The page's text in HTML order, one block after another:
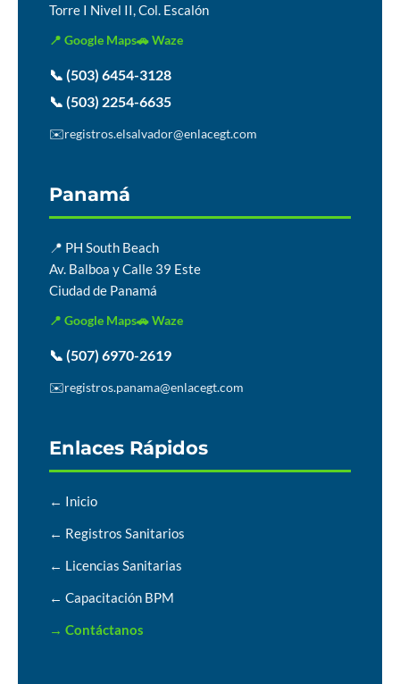
Torre I Nivel II, Col. Escalón
📍 Google Maps🚗 Waze
📞 (503) 6454-3128
📞 (503) 2254-6635
✉️registros.elsalvador@enlacegt.com
Panamá
📍 PH South Beach
Av. Balboa y Calle 39 Este
Ciudad de Panamá
📍 Google Maps🚗 Waze
📞 (507) 6970-2619
✉️registros.panama@enlacegt.com
Enlaces Rápidos
← Inicio
← Registros Sanitarios
← Licencias Sanitarias
← Capacitación BPM
→ Contáctanos